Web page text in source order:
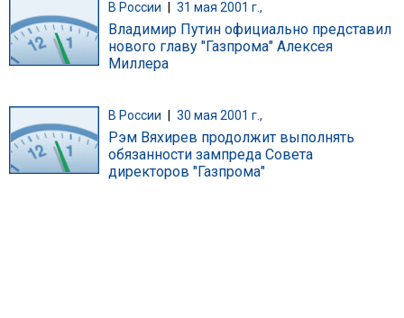
В России 31 мая 2001 г.,
Владимир Путин официально представил
нового главу "Газпрома" Алексея
Миллера
В России | 30 мая 2001 г.,
Рэм Вяхирев продолжит выполнять
обязанности зампреда Совета
директоров "Газпрома"